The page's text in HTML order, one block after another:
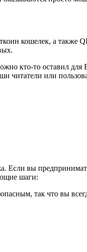
кошелек, а также
кто-то оставил для
или
Если вы
шаги:
так что вы